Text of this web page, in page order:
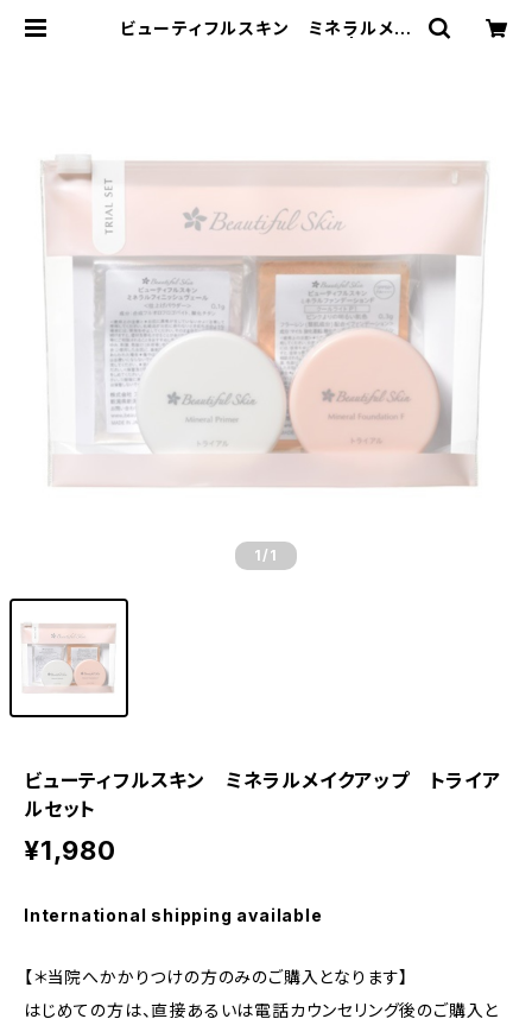
ビューティフルスキン ミネラルメイ
1 /1
ビューティフルスキン ミネラルメイクアップ トライア
ルセット
¥1,980
International shipping available
【＊当院へかかりつけの方のみのご購入となります】
はじめての方は、直接あるいは電話カウンセリング後のご購入と